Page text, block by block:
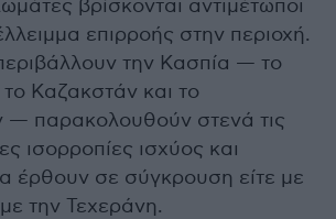
βρίσκονται αντιμέτωποι
επιρροής στην περιοχή.
την Κασπία — το
Καζακστάν και το
— παρακολουθούν στενά τις
ισορροπίες ισχύος και
έρθουν σε σύγκρουση είτε με
την Τεχεράνη.